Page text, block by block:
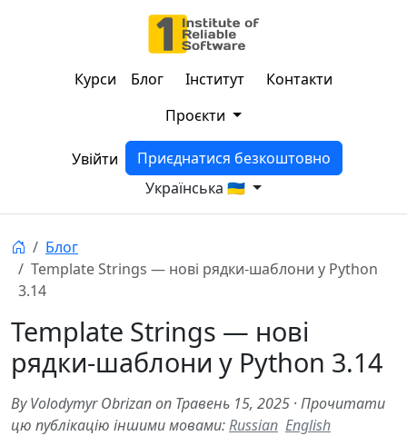
Курси Блог Інститут
Контакти
Проєкти
Увійти
Приєднатися безкоштовно
Українська 🇺🇦
Блог
Template Strings — нові рядки-шаблони у Python
3.14
Template Strings — нові
рядки-шаблони у Python 3.14
By Volodymyr Obrizan on Травень 15, 2025 · Прочитати
цю публікацію іншими мовами:Russian English